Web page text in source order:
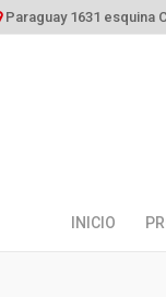
Paraguay 1631 esquina
INICIO